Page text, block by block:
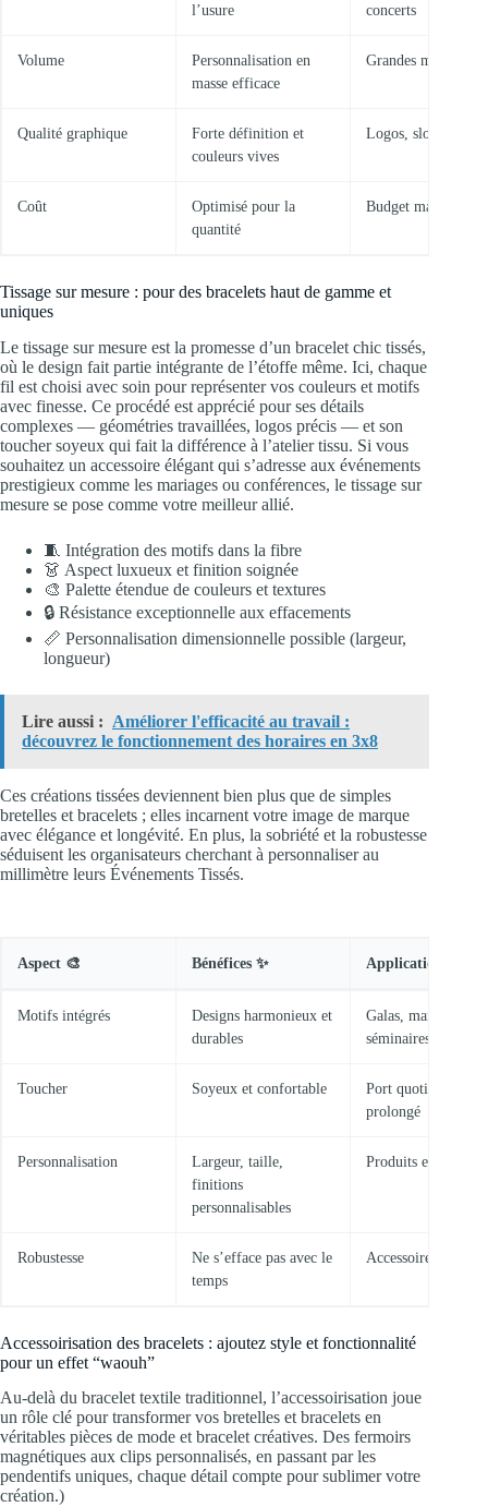
l’usure
concerts
Volume
Personnalisation en
masse efficace
Grandes
Qualité graphique
Forte définition et
couleurs vives
Logos, slogans
Coût
Optimisé pour la
quantité
Budget maîtrisé
Tissage sur mesure : pour des bracelets haut de gamme et
uniques
Le tissage sur mesure est la promesse d’un bracelet chic tissés,
où le design fait partie intégrante de l’étoffe même. Ici, chaque
fil est choisi avec soin pour représenter vos couleurs et motifs
avec finesse. Ce procédé est apprécié pour ses détails
complexes — géométries travaillées, logos précis — et son
toucher soyeux qui fait la différence à l’atelier tissu. Si vous
souhaitez un accessoire élégant qui s’adresse aux événements
prestigieux comme les mariages ou conférences, le tissage sur
mesure se pose comme votre meilleur allié.
🧵 Intégration des motifs dans la fibre
👗 Aspect luxueux et finition soignée
🎨 Palette étendue de couleurs et textures
🔒 Résistance exceptionnelle aux effacements
📏 Personnalisation dimensionnelle possible (largeur,
longueur)
Lire aussi : Améliorer l'efficacité au travail :
découvrez le fonctionnement des horaires en 3x8
Ces créations tissées deviennent bien plus que de simples
bretelles et bracelets ; elles incarnent votre image de marque
avec élégance et longévité. En plus, la sobriété et la robustesse
séduisent les organisateurs cherchant à personnaliser au
millimètre leurs Événements Tissés.
Aspect 🎨 Bénéfices ✨ Applications 💼
Motifs intégrés
Designs harmonieux et
durables
Galas, mariages,
séminaires
Toucher Soyeux et confortable
Port quotidien
prolongé
Personnalisation
Largeur, taille,
finitions
personnalisables
Produits exclusifs
Robustesse
Ne s’efface pas avec le
temps
Accessoires de
Accessoirisation des bracelets : ajoutez style et fonctionnalité
pour un effet “waouh”
Au-delà du bracelet textile traditionnel, l’accessoirisation joue
un rôle clé pour transformer vos bretelles et bracelets en
véritables pièces de mode et bracelet créatives. Des fermoirs
magnétiques aux clips personnalisés, en passant par les
pendentifs uniques, chaque détail compte pour sublimer votre
création.)